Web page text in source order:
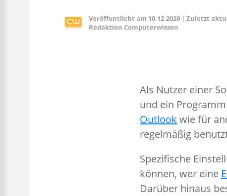
Veröffentlicht am 10.12.2020 | Zuletzt
Redaktion Computerwissen
Als Nutzer einer
und ein
Outlook wie für
regelmäßig
Spezifische
können, wer eine
Darüber hinaus